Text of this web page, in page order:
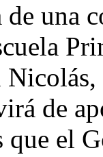
una
de
que el